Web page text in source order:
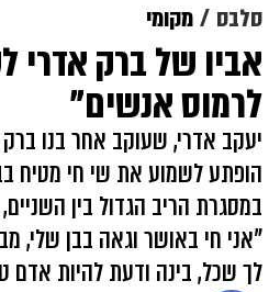
סלבס מקומי
אביו של ברק אדרי
לרמוס אנשים"
יעקב אדרי, שעוקב אחר בנו
הופתע לשמוע את שי חי מטיח
במסגרת הריב הגדול בין
"אני חי באושר וגאה בבן שלי,
לך שכל, בינה ודעת להיות אדם